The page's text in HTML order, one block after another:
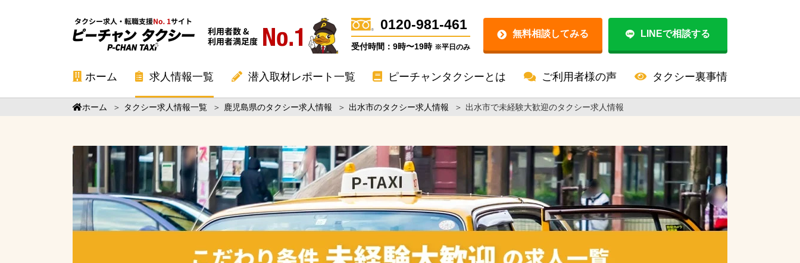
0120-981-461
受付時間：9時〜19時 ※平日のみ
無料相談してみる LINEで相談する
ホーム 求人情報一覧 潜入取材レポート一覧 ピーチャンタクシーとは ご利用者様の声 タクシー裏事情
ホーム ＞ タクシー求人情報一覧 ＞ 鹿児島県のタクシー求人情報 ＞ 出水市のタクシー求人情報 ＞ 出水市で未経験大歓迎のタクシー求人情報